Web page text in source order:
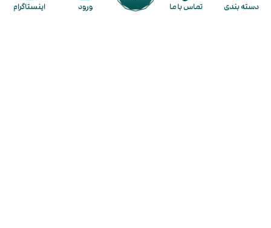
دسته بندی تماس با ما ورود اینستاگرام
راهنمای ثبت نام